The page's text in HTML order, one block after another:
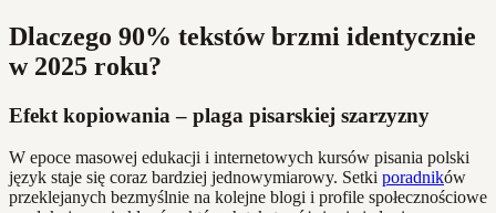
Dlaczego 90% tekstów brzmi identycznie
w 2025 roku?
Efekt kopiowania – plaga pisarskiej szarzyzny
W epoce masowej edukacji i internetowych kursów pisania polski
język staje się coraz bardziej jednowymiarowy. Setki poradników
przeklejanych bezmyślnie na kolejne blogi i profile społecznościowe